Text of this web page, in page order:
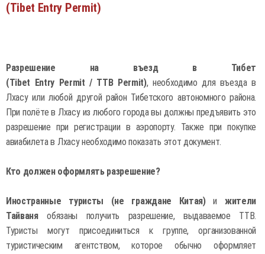
(Tibet Entry Permit)
Разрешение на въезд в Тибет
(Tibet Entry Permit / TTB Permit), необходимо для въезда в
Лхасу или любой другой район Тибетского автономного района.
При полёте в Лхасу из любого города вы должны предъявить это
разрешение при регистрации в аэропорту. Также при покупке
авиабилета в Лхасу необходимо показать этот документ.
Кто должен оформлять разрешение?
Иностранные туристы (не граждане Китая)и жители
Тайваняобязаны получить разрешение, выдаваемое TTB.
Туристы могут присоединиться к группе, организованной
туристическим агентством, которое обычно оформляет